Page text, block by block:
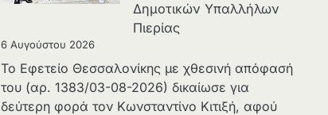
Δημοτικών Υπαλλήλων
Πιερίας
6 Αυγούστου 2026
Το Εφετείο Θεσσαλονίκης με χθεσινή απόφασή
του (αρ. 1383/03-08-2026) δικαίωσε για
δεύτερη φορά τον Κωνσταντίνο Κιτιξή, αφού